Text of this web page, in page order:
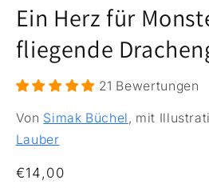
Ein Herz für
fliegende
21 Bewertungen
Von Simak Büchel, mit
Lauber
Normaler Preis
€14,00